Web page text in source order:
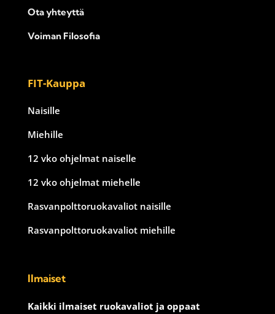
Ota yhteyttä
Voiman Filosofia
FIT-Kauppa
Naisille
Miehille
12 vko ohjelmat naiselle
12 vko ohjelmat miehelle
Rasvanpolttoruokavaliot naisille
Rasvanpolttoruokavaliot miehille
Ilmaiset
Kaikki ilmaiset ruokavaliot ja oppaat